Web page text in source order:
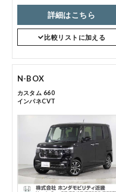
詳細はこちら
比較リストに加える
N-BOX
カスタム 660
インパネCVT